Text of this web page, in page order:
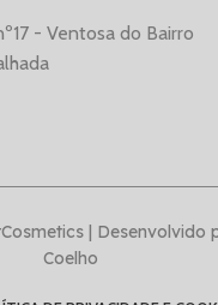
- Ventosa do Bairro
| Desenvolvido
Coelho